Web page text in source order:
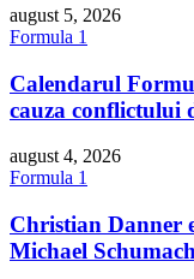
august 5, 2026
Formula 1
Calendarul
cauza conflictului
august 4, 2026
Formula 1
Christian Danner
Michael